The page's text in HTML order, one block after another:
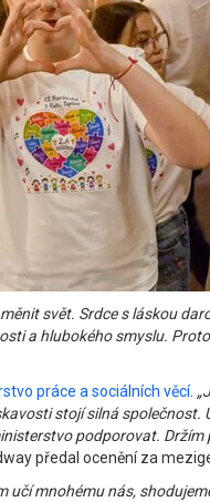
svět. Srdce s láskou
a hlubokého smyslu.
práce a sociálních věcí.
stojí silná
podporovat.
předal ocenění za
učí mnohému nás,